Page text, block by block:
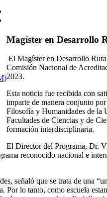
Magíster en Desarrollo
El Magíster en Desarrollo
Comisión Nacional de
2023.
Esta noticia fue recibida con
imparte de manera conjunto
Filosofía y Humanidades de la
Facultades de Ciencias y de
formación interdisciplinaria.
El Director del Programa, Dr.
reconocido nacional e
señaló que se trata de una
lo tanto, como escuela